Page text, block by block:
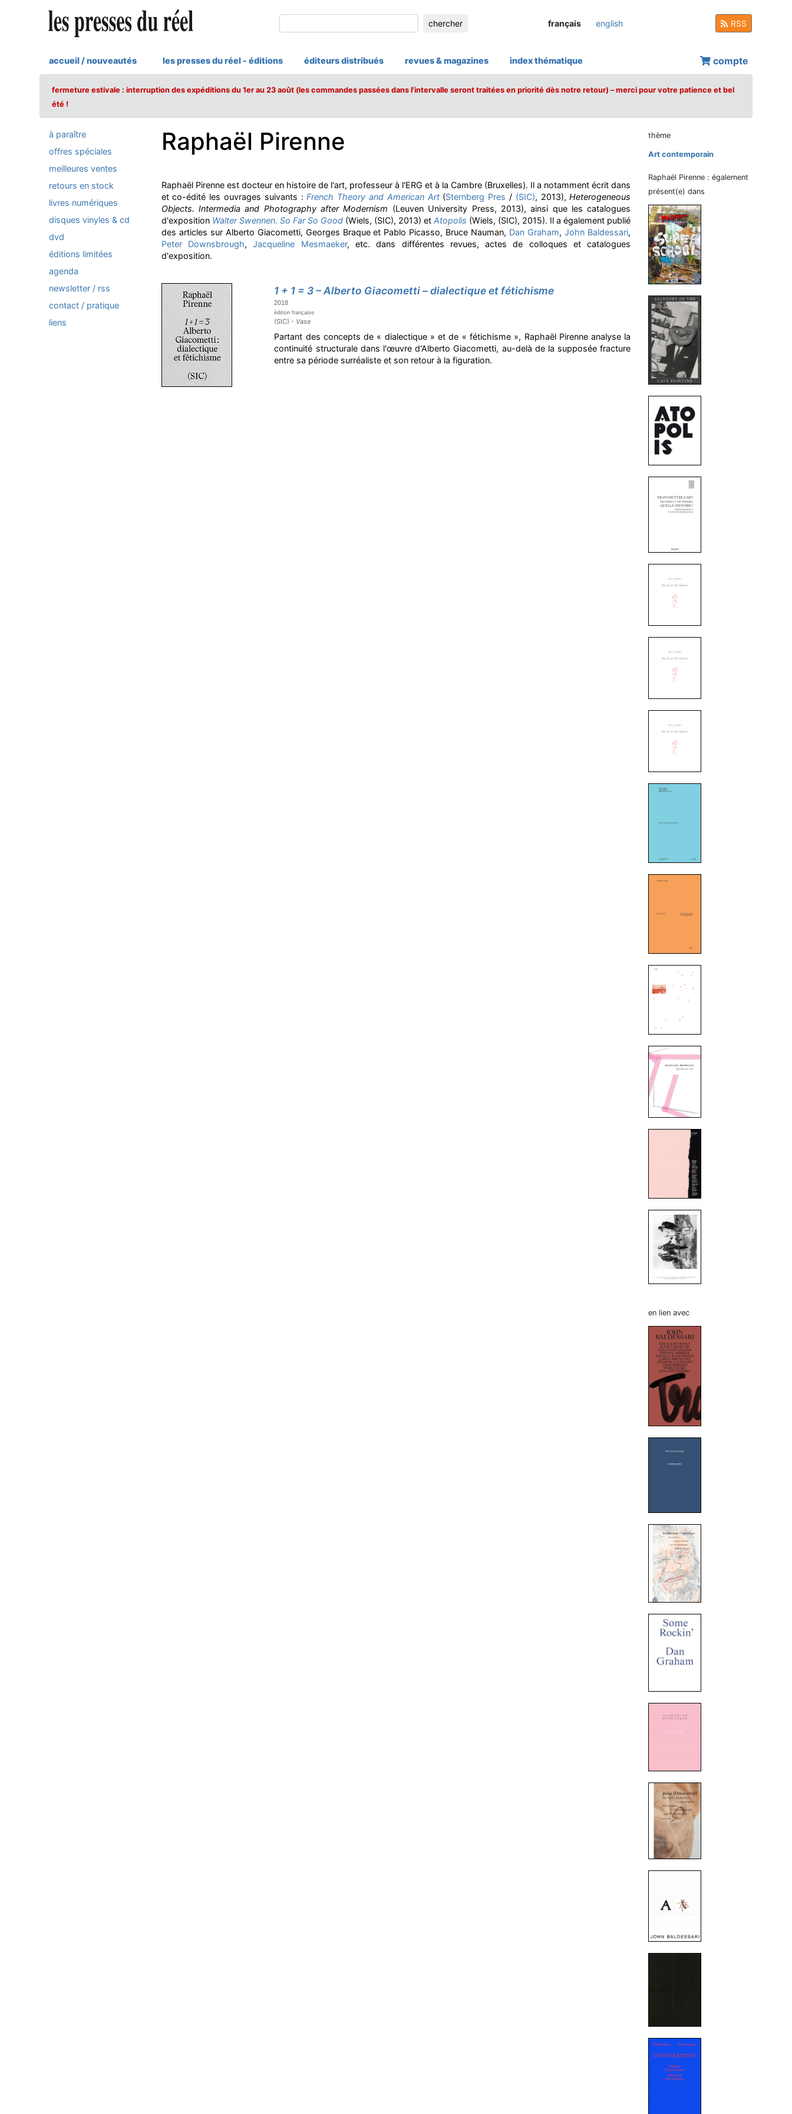
chercher français english RSS
accueil / nouveautés les presses du réel - éditions éditeurs distribués revues & magazines index thématique compte
fermeture estivale : interruption des expéditions du 1er au 23 août (les commandes passées dans l'intervalle seront traitées en priorité dès notre retour) – merci pour votre patience et bel
été !
à paraître
offres spéciales
meilleures ventes
retours en stock
livres numériques
disques vinyles & cd
dvd
éditions limitées
agenda
newsletter / rss
contact / pratique
liens
Raphaël Pirenne
Raphaël Pirenne est docteur en histoire de l'art, professeur à l'ERG et à la Cambre (Bruxelles). Il a notamment écrit dans
et co-édité les ouvrages suivants :French Theory and American Art(Sternberg Pres / (SIC), 2013),Heterogeneous
Objects. Intermedia and Photography after Modernism (Leuven University Press, 2013), ainsi que les catalogues
d'exposition Walter Swennen. So Far So Good(Wiels, (SIC), 2013) etAtopolis (Wiels, (SIC), 2015). Il a également publié
des articles sur Alberto Giacometti, Georges Braque et Pablo Picasso, Bruce Nauman, Dan Graham,John Baldessari,
Peter Downsbrough,Jacqueline Mesmaeker, etc. dans différentes revues, actes de colloques et catalogues
d'exposition.
1 + 1 = 3 – Alberto Giacometti – dialectique et fétichisme
2018
édition française
(SIC) - Vase
Partant des concepts de « dialectique » et de « fétichisme », Raphaël Pirenne analyse la
continuité structurale dans l'œuvre d'Alberto Giacometti, au-delà de la supposée fracture
entre sa période surréaliste et son retour à la figuration.
thème
Art contemporain
Raphaël Pirenne : également
présent(e) dans
en lien avec